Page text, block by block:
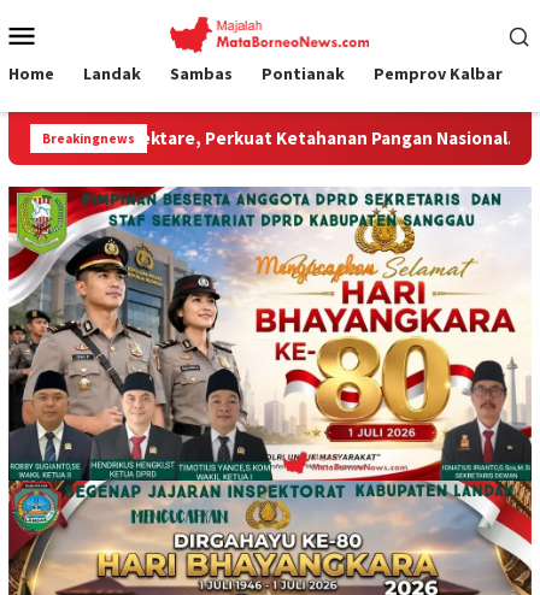
ke
Mobile
Home Landak Sambas Pontianak Pemprov Kalbar
Breakingnews
Perkuat Ketahanan Pangan Nasional.” Jembatan